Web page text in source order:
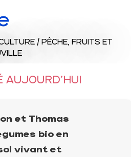
/ PÊCHE, FRUITS ET
AUJOURD'HUI
et Thomas
bio en
vivant et